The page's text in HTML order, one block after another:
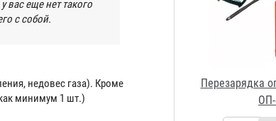
вас еще нет такого
с собой.
недовес газа). Кроме
минимум 1 шт.)
Списание,